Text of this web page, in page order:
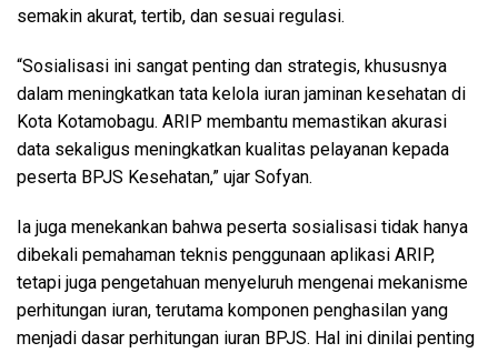
semakin akurat, tertib, dan sesuai regulasi.
“Sosialisasi ini sangat penting dan strategis, khususnya
dalam meningkatkan tata kelola iuran jaminan kesehatan di
Kota Kotamobagu. ARIP membantu memastikan akurasi
data sekaligus meningkatkan kualitas pelayanan kepada
peserta BPJS Kesehatan,” ujar Sofyan.
Ia juga menekankan bahwa peserta sosialisasi tidak hanya
dibekali pemahaman teknis penggunaan aplikasi ARIP,
tetapi juga pengetahuan menyeluruh mengenai mekanisme
perhitungan iuran, terutama komponen penghasilan yang
menjadi dasar perhitungan iuran BPJS. Hal ini dinilai penting